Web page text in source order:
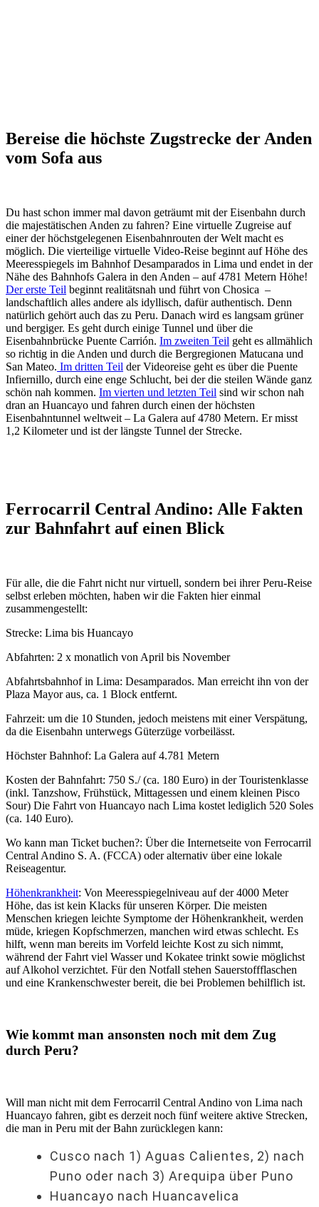
Bereise die höchste Zugstrecke der Anden
vom Sofa aus
Du hast schon immer mal davon geträumt mit der Eisenbahn durch
die majestätischen Anden zu fahren? Eine virtuelle Zugreise auf
einer der höchstgelegenen Eisenbahnrouten der Welt macht es
möglich. Die vierteilige virtuelle Video-Reise beginnt auf Höhe des
Meeresspiegels im Bahnhof Desamparados in Lima und endet in der
Nähe des Bahnhofs Galera in den Anden – auf 4781 Metern Höhe!
Der erste Teil beginnt realitätsnah und führt von Chosica –
landschaftlich alles andere als idyllisch, dafür authentisch. Denn
natürlich gehört auch das zu Peru. Danach wird es langsam grüner
und bergiger. Es geht durch einige Tunnel und über die
Eisenbahnbrücke Puente Carrión. Im zweiten Teil geht es allmählich
so richtig in die Anden und durch die Bergregionen Matucana und
San Mateo. Im dritten Teil der Videoreise geht es über die Puente
Infiernillo, durch eine enge Schlucht, bei der die steilen Wände ganz
schön nah kommen. Im vierten und letzten Teil sind wir schon nah
dran an Huancayo und fahren durch einen der höchsten
Eisenbahntunnel weltweit – La Galera auf 4780 Metern. Er misst
1,2 Kilometer und ist der längste Tunnel der Strecke.
Ferrocarril Central Andino: Alle Fakten
zur Bahnfahrt auf einen Blick
Für alle, die die Fahrt nicht nur virtuell, sondern bei ihrer Peru-Reise
selbst erleben möchten, haben wir die Fakten hier einmal
zusammengestellt:
Strecke: Lima bis Huancayo
Abfahrten: 2 x monatlich von April bis November
Abfahrtsbahnhof in Lima: Desamparados. Man erreicht ihn von der
Plaza Mayor aus, ca. 1 Block entfernt.
Fahrzeit: um die 10 Stunden, jedoch meistens mit einer Verspätung,
da die Eisenbahn unterwegs Güterzüge vorbeilässt.
Höchster Bahnhof: La Galera auf 4.781 Metern
Kosten der Bahnfahrt: 750 S./ (ca. 180 Euro) in der Touristenklasse
(inkl. Tanzshow, Frühstück, Mittagessen und einem kleinen Pisco
Sour) Die Fahrt von Huancayo nach Lima kostet lediglich 520 Soles
(ca. 140 Euro).
Wo kann man Ticket buchen?: Über die Internetseite von Ferrocarril
Central Andino S. A. (FCCA) oder alternativ über eine lokale
Reiseagentur.
Höhenkrankheit: Von Meeresspiegelniveau auf der 4000 Meter
Höhe, das ist kein Klacks für unseren Körper. Die meisten
Menschen kriegen leichte Symptome der Höhenkrankheit, werden
müde, kriegen Kopfschmerzen, manchen wird etwas schlecht. Es
hilft, wenn man bereits im Vorfeld leichte Kost zu sich nimmt,
während der Fahrt viel Wasser und Kokatee trinkt sowie möglichst
auf Alkohol verzichtet. Für den Notfall stehen Sauerstoffflaschen
und eine Krankenschwester bereit, die bei Problemen behilflich ist.
Wie kommt man ansonsten noch mit dem Zug
durch Peru?
Will man nicht mit dem Ferrocarril Central Andino von Lima nach
Huancayo fahren, gibt es derzeit noch fünf weitere aktive Strecken,
die man in Peru mit der Bahn zurücklegen kann:
Cusco nach 1) Aguas Calientes, 2) nach
Puno oder nach 3) Arequipa über Puno
Huancayo nach Huancavelica